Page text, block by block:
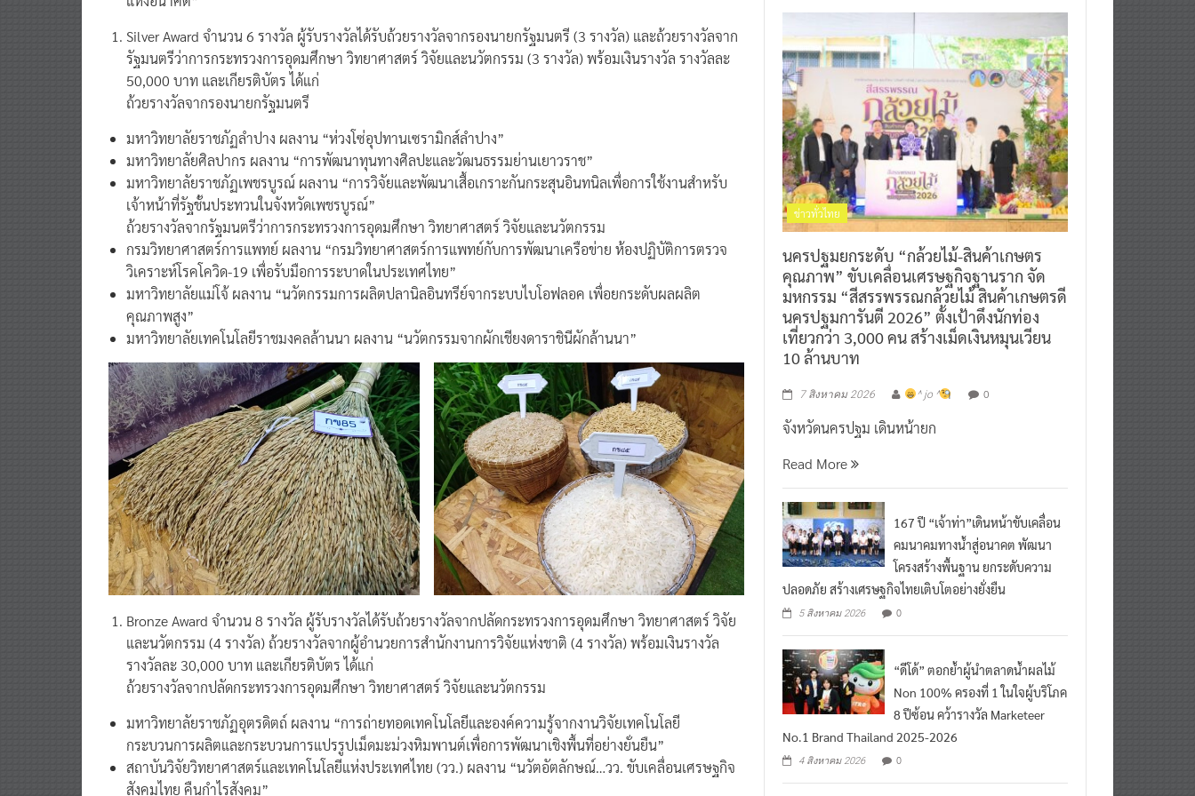
Silver Award จำนวน 6 รางวัล ผู้รับรางวัลได้รับถ้วยรางวัลจากรองนายกรัฐมนตรี (3 รางวัล) และถ้วยรางวัลจาก
รัฐมนตรีว่าการกระทรวงการอุดมศึกษา วิทยาศาสตร์ วิจัยและนวัตกรรม (3 รางวัล) พร้อมเงินรางวัล รางวัลละ
50,000 บาท และเกียรติบัตร ได้แก่
ถ้วยรางวัลจากรองนายกรัฐมนตรี
มหาวิทยาลัยราชภัฏลำปาง ผลงาน “ห่วงโซ่อุปทานเซรามิกส์ลำปาง”
มหาวิทยาลัยศิลปากร ผลงาน “การพัฒนาทุนทางศิลปะและวัฒนธรรมย่านเยาวราช”
มหาวิทยาลัยราชภัฏเพชรบูรณ์ ผลงาน “การวิจัยและพัฒนาเสื้อเกราะกันกระสุนอินทนิลเพื่อการใช้งานสำหรับ
เจ้าหน้าที่รัฐชั้นประทวนในจังหวัดเพชรบูรณ์”
ถ้วยรางวัลจากรัฐมนตรีว่าการกระทรวงการอุดมศึกษา วิทยาศาสตร์ วิจัยและนวัตกรรม
กรมวิทยาศาสตร์การแพทย์ ผลงาน “กรมวิทยาศาสตร์การแพทย์กับการพัฒนาเครือข่าย ห้องปฏิบัติการตรวจ
วิเคราะห์โรคโควิด-19 เพื่อรับมือการระบาดในประเทศไทย”
มหาวิทยาลัยแม่โจ้ ผลงาน “นวัตกรรมการผลิตปลานิลอินทรีย์จากระบบไบโอฟลอค เพื่อยกระดับผลผลิต
คุณภาพสูง”
มหาวิทยาลัยเทคโนโลยีราชมงคลล้านนา ผลงาน “นวัตกรรมจากผักเชียงดาราชินีผักล้านนา”
Bronze Award จำนวน 8 รางวัล ผู้รับรางวัลได้รับถ้วยรางวัลจากปลัดกระทรวงการอุดมศึกษา วิทยาศาสตร์ วิจัย
และนวัตกรรม (4 รางวัล) ถ้วยรางวัลจากผู้อำนวยการสำนักงานการวิจัยแห่งชาติ (4 รางวัล) พร้อมเงินรางวัล
รางวัลละ 30,000 บาท และเกียรติบัตร ได้แก่
ถ้วยรางวัลจากปลัดกระทรวงการอุดมศึกษา วิทยาศาสตร์ วิจัยและนวัตกรรม
มหาวิทยาลัยราชภัฏอุตรดิตถ์ ผลงาน “การถ่ายทอดเทคโนโลยีและองค์ความรู้จากงานวิจัยเทคโนโลยี
กระบวนการผลิตและกระบวนการแปรรูปเม็ดมะม่วงหิมพานต์เพื่อการพัฒนาเชิงพื้นที่อย่างยั่นยืน”
สถาบันวิจัยวิทยาศาสตร์และเทคโนโลยีแห่งประเทศไทย (วว.) ผลงาน “นวัตอัตลักษณ์…วว. ขับเคลื่อนเศรษฐกิจ
สังคมไทย คืนกำไรสังคม”
ข่าวทั่วไทย
นครปฐมยกระดับ “กล้วยไม้-สินค้าเกษตร
คุณภาพ” ขับเคลื่อนเศรษฐกิจฐานราก จัด
มหกรรม “สีสรรพรรณกล้วยไม้ สินค้าเกษตรดี
นครปฐมการันตี 2026” ตั้งเป้าดึงนักท่อง
เที่ยวกว่า 3,000 คน สร้างเม็ดเงินหมุนเวียน
10 ล้านบาท
7 สิงหาคม 2026 ^ jo ^ 0
จังหวัดนครปฐม เดินหน้ายก
Read More
167 ปี “เจ้าท่า”เดินหน้าขับเคลื่อน
คมนาคมทางน้ำสู่อนาคต พัฒนา
โครงสร้างพื้นฐาน ยกระดับความ
ปลอดภัย สร้างเศรษฐกิจไทยเติบโตอย่างยั่งยืน
5 สิงหาคม 2026 0
“ดีโด้” ตอกย้ำผู้นำตลาดน้ำผลไม้
Non 100% ครองที่ 1 ในใจผู้บริโภค
8 ปีซ้อน คว้ารางวัล Marketeer
No.1 Brand Thailand 2025-2026
4 สิงหาคม 2026 0